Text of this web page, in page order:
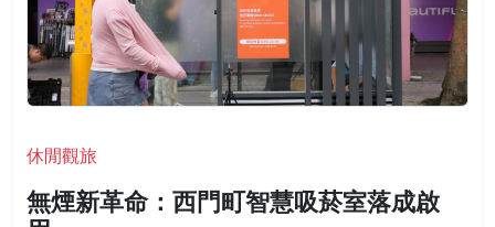
休閒觀旅
無煙新革命：西門町智慧吸菸室落成啟